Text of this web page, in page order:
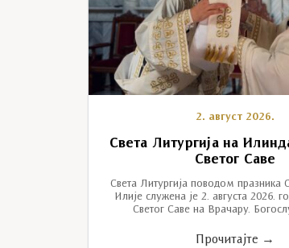
2. август 2026.
Света Литургија на
Светог Саве
Света Литургија поводом празника
Илије служена је 2. августа 2026.
Светог Саве на Врачару.
Прочитајте →